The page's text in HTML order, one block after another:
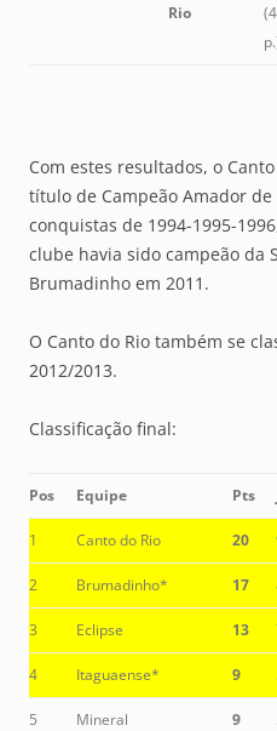
Rio
Com estes resultados, o
título de Campeão Amador
conquistas de 1994-1995-
clube havia sido campeão da
Brumadinho em 2011.
O Canto do Rio também se
2012/2013.
Classificação final:
Pos Equipe Pts
1 Canto do Rio 20
2 Brumadinho* 17
3 Eclipse 13
4 Itaguaense* 9
5 Mineral 9